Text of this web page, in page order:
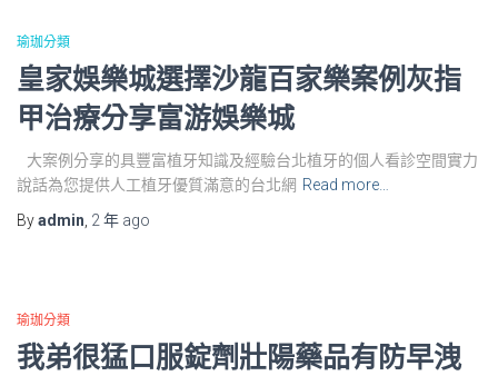
瑜珈分類
皇家娛樂城選擇沙龍百家樂案例灰指
甲治療分享富游娛樂城
大案例分享的具豐富植牙知識及經驗台北植牙的個人看診空間實力
說話為您提供人工植牙優質滿意的台北網 Read more…
Byadmin 2 年 ago
瑜珈分類
我弟很猛口服錠劑壯陽藥品有防早洩